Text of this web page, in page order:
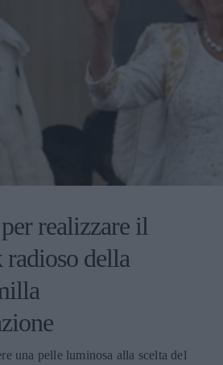
realizzare il
della
una pelle luminosa alla scelta del